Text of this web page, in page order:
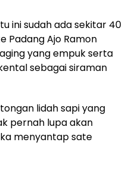
ini sudah ada sekitar 40
Padang Ajo Ramon
yang empuk serta
sebagai siraman
lidah sapi yang
pernah lupa akan
menyantap sate